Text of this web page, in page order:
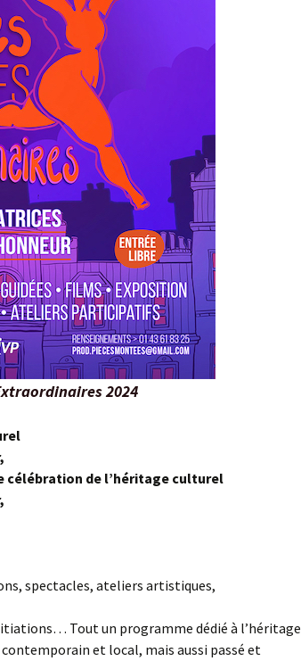
2024
célébration de l’héritage culturel
spectacles, ateliers artistiques,
Tout un programme dédié à l’héritage
et local, mais aussi passé et